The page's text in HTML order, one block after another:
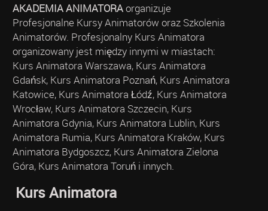
AKADEMIA ANIMATORAorganizuje
Profesjonalne Kursy Animatorów oraz Szkolenia
Animatorów. Profesjonalny Kurs Animatora
organizowany jest między innymi w miastach:
Kurs Animatora Warszawa, Kurs Animatora
Gdańsk, Kurs Animatora Poznań, Kurs Animatora
Katowice, Kurs Animatora Łódź, Kurs Animatora
Wrocław, Kurs Animatora Szczecin, Kurs
Animatora Gdynia, Kurs Animatora Lublin, Kurs
Animatora Rumia, Kurs Animatora Kraków, Kurs
Animatora Bydgoszcz, Kurs Animatora Zielona
Góra, Kurs Animatora Toruń i innych.
Kurs Animatora